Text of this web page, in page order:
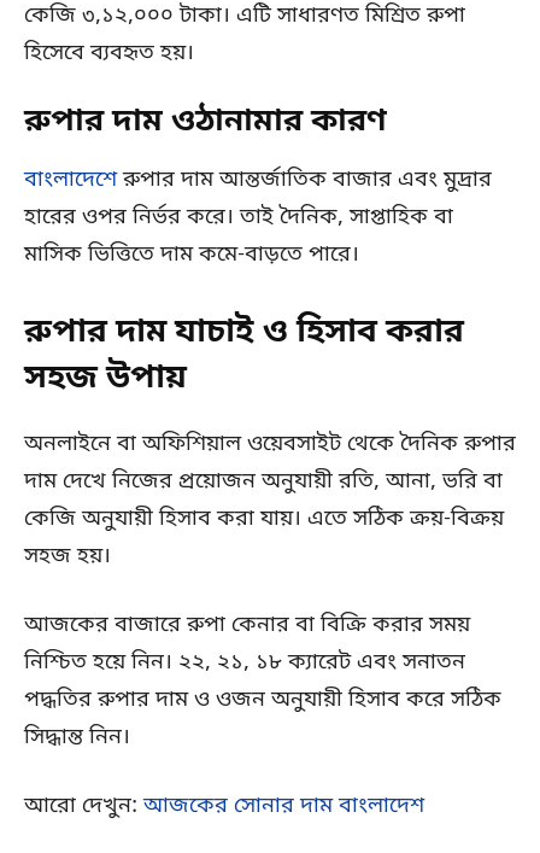
কেজি ৩,১২,০০০ টাকা। এটি সাধারণত মিশ্রিত রুপা
হিসেবে ব্যবহৃত হয়।
রুপার দাম ওঠানামার কারণ
বাংলাদেশেরুপার দাম আন্তর্জাতিক বাজার এবং মুদ্রার
হারের ওপর নির্ভর করে। তাই দৈনিক, সাপ্তাহিক বা
মাসিক ভিত্তিতে দাম কমে-বাড়তে পারে।
রুপার দাম যাচাই ও হিসাব করার
সহজ উপায়
অনলাইনে বা অফিশিয়াল ওয়েবসাইট থেকে দৈনিক রুপার
দাম দেখে নিজের প্রয়োজন অনুযায়ী রতি, আনা, ভরি বা
কেজি অনুযায়ী হিসাব করা যায়। এতে সঠিক ক্রয়-বিক্রয়
সহজ হয়।
আজকের বাজারে রুপা কেনার বা বিক্রি করার সময়
নিশ্চিত হয়ে নিন। ২২, ২১, ১৮ ক্যারেট এবং সনাতন
পদ্ধতির রুপার দাম ও ওজন অনুযায়ী হিসাব করে সঠিক
সিদ্ধান্ত নিন।
আরো দেখুন:আজকের সোনার দাম বাংলাদেশ